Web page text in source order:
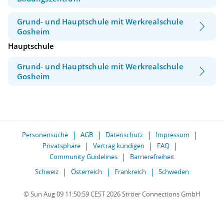
Grund- und Hauptschule mit Werkrealschule
Gosheim
Hauptschule
Grund- und Hauptschule mit Werkrealschule
Gosheim
Personensuche AGB Datenschutz
Impressum
Privatsphäre
Vertrag kündigen
FAQ
Community Guidelines
Barrierefreiheit
Schweiz
Österreich Frankreich Schweden
© Sun Aug 09 11:50:59 CEST 2026 Ströer Connections GmbH